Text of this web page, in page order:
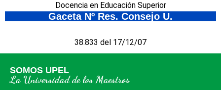
Docencia en Educación Superior
Gaceta Nº Res. Consejo U.
38.833 del 17/12/07
SOMOS UPEL
La Universidad de los Maestros